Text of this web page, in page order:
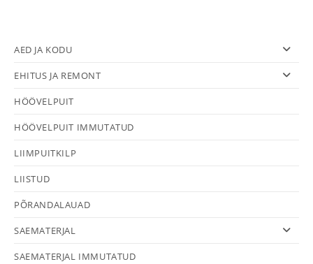
AED JA KODU
EHITUS JA REMONT
HÖÖVELPUIT
HÖÖVELPUIT IMMUTATUD
LIIMPUITKILP
LIISTUD
PÕRANDALAUAD
SAEMATERJAL
SAEMATERJAL IMMUTATUD